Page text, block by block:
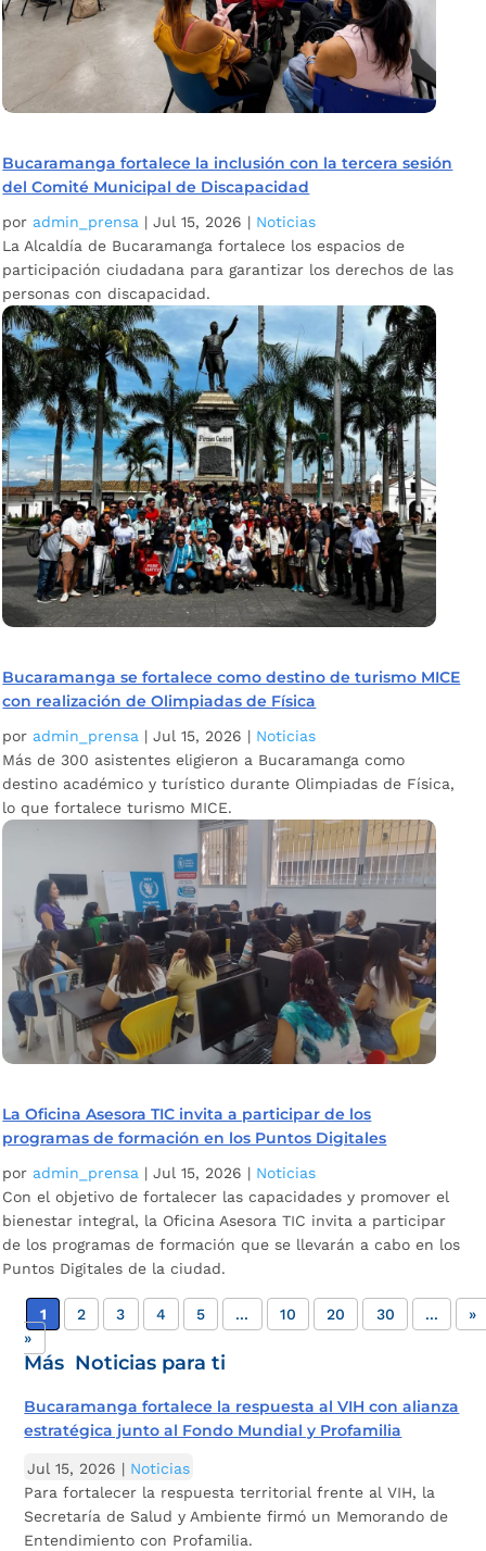
Bucaramanga fortalece la inclusión con la tercera sesión
del Comité Municipal de Discapacidad
por admin_prensa |Jul 15, 2026 | Noticias
La Alcaldía de Bucaramanga fortalece los espacios de
participación ciudadana para garantizar los derechos de las
personas con discapacidad.
Bucaramanga se fortalece como destino de turismo MICE
con realización de Olimpiadas de Física
por admin_prensa |Jul 15, 2026 | Noticias
Más de 300 asistentes eligieron a Bucaramanga como
destino académico y turístico durante Olimpiadas de Física,
lo que fortalece turismo MICE.
La Oficina Asesora TIC invita a participar de los
programas de formación en los Puntos Digitales
por admin_prensa |Jul 15, 2026 | Noticias
Con el objetivo de fortalecer las capacidades y promover el
bienestar integral, la Oficina Asesora TIC invita a participar
de los programas de formación que se llevarán a cabo en los
Puntos Digitales de la ciudad.
1 2 3 4 5 ... 10 20 30 ...
»
»
Más Noticias para ti
Bucaramanga fortalece la respuesta al VIH con alianza
estratégica junto al Fondo Mundial y Profamilia
Jul 15, 2026 | Noticias
Para fortalecer la respuesta territorial frente al VIH, la
Secretaría de Salud y Ambiente firmó un Memorando de
Entendimiento con Profamilia.